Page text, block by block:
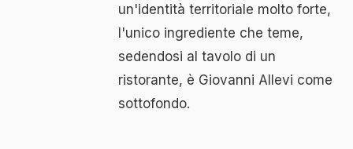
un'identità territoriale molto forte,
l'unico ingrediente che teme,
sedendosi al tavolo di un
ristorante, è Giovanni Allevi come
sottofondo.